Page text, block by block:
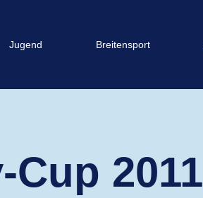
Jugend Breitensport
2011